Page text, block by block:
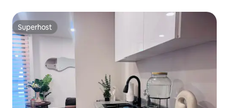
Superhost
Superhost